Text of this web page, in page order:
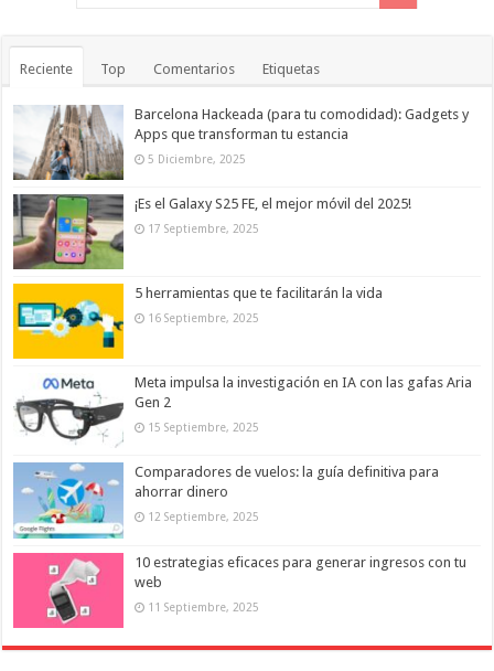
Reciente Top Comentarios Etiquetas
Barcelona Hackeada (para tu comodidad): Gadgets y
Apps que transforman tu estancia
5 Diciembre, 2025
¡Es el Galaxy S25 FE, el mejor móvil del 2025!
17 Septiembre, 2025
5 herramientas que te facilitarán la vida
16 Septiembre, 2025
Meta impulsa la investigación en IA con las gafas Aria
Gen 2
15 Septiembre, 2025
Comparadores de vuelos: la guía definitiva para
ahorrar dinero
12 Septiembre, 2025
10 estrategias eficaces para generar ingresos con tu
web
11 Septiembre, 2025